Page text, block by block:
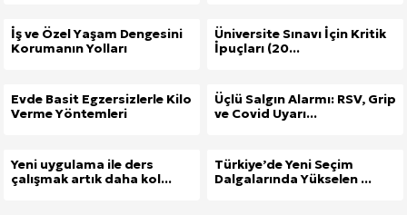
İş ve Özel Yaşam Dengesini
Korumanın Yolları
Üniversite Sınavı İçin Kritik
İpuçları (20...
Evde Basit Egzersizlerle Kilo
Verme Yöntemleri
Üçlü Salgın Alarmı: RSV, Grip
ve Covid Uyarı...
Yeni uygulama ile ders
çalışmak artık daha kol...
Türkiye’de Yeni Seçim
Dalgalarında Yükselen ...